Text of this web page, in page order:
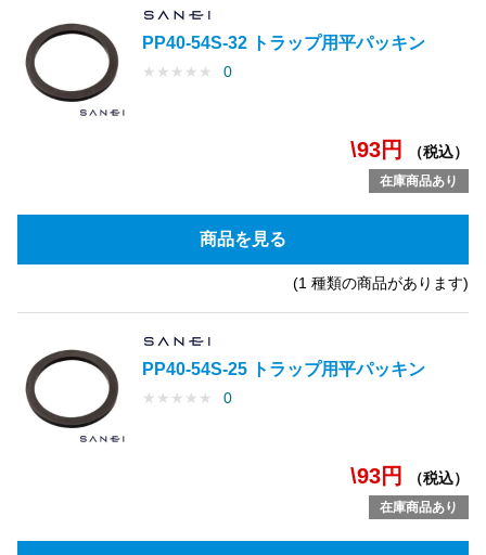
PP40-54S-32 トラップ用平パッキン
★ ★ ★ ★ ★ 0
\93円 （税込）
在庫商品あり
商品を見る
(1 種類の商品があります)
PP40-54S-25 トラップ用平パッキン
★ ★ ★ ★ ★ 0
\93円 （税込）
在庫商品あり